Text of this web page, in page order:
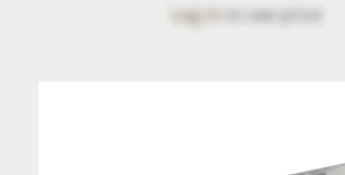
Log into see price